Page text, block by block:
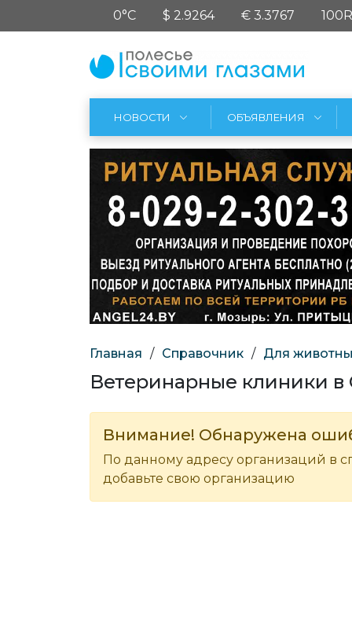
0°C $ 2.9264 € 3.3767
НОВОСТИ ОБЪЯВЛЕНИЯ
Главная / Справочник / Для
Ветеринарные клиники в
Внимание! Обнаружена
По данному адресу организаций в
добавьте свою организацию